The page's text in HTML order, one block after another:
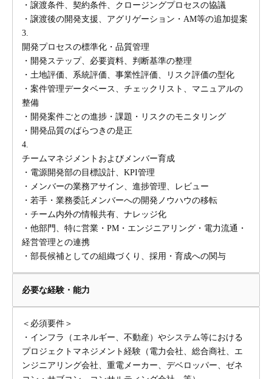
・譲渡条件、契約条件、クロージングプロセスの協議
・譲渡後の開発支援、アグリゲーション・AM等の追加提案
3.
開発プロセスの標準化・品質管理
・開発ステップ、必要資料、判断基準の整理
・土地評価、系統評価、事業性評価、リスク評価の型化
・案件管理データベース、チェックリスト、マニュアルの
整備
・開発案件ごとの進捗・課題・リスクのモニタリング
・開発品質のばらつきの是正
4.
チームマネジメントおよびメンバー育成
・電源開発部の目標設計、KPI管理
・メンバーの業務アサイン、進捗管理、レビュー
・若手・業務委託メンバーへの開発ノウハウの移転
・チーム内外の情報共有、ナレッジ化
・他部門、特に営業・PM・エンジニアリング・電力流通・
経営管理との連携
・部長候補としての組織づくり、採用・育成への関与
必要な経験・能力
＜必須要件＞
・インフラ（エネルギー、不動産）やシステム等における
プロジェクトマネジメント経験（電力会社、総合商社、エ
ンジニアリング会社、重電メーカー、デベロッパー、ゼネ